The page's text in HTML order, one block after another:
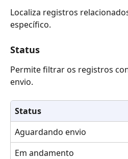
Localiza registros
específico.
Status
Permite filtrar os registros
envio.
Status
Aguardando envio
Em andamento